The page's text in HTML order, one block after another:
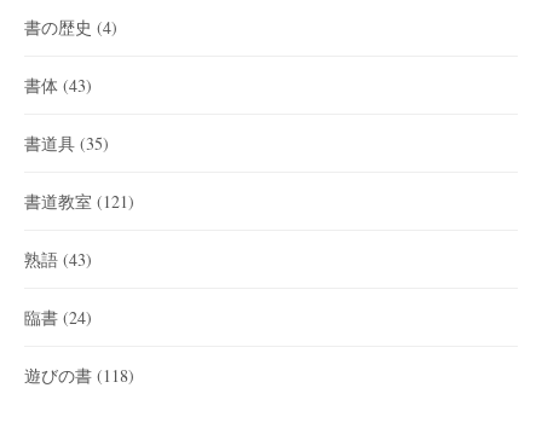
書の歴史 (4)
書体 (43)
書道具 (35)
書道教室 (121)
熟語 (43)
臨書 (24)
遊びの書 (118)